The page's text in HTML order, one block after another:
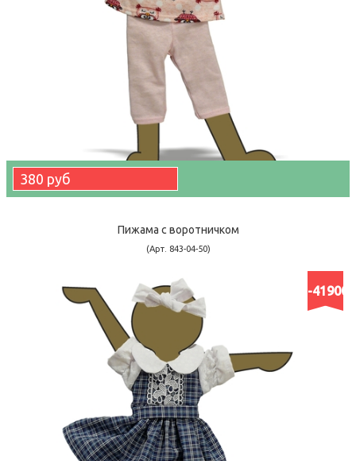
380 руб
Пижама с воротничком
(Арт. 843-04-50)
-